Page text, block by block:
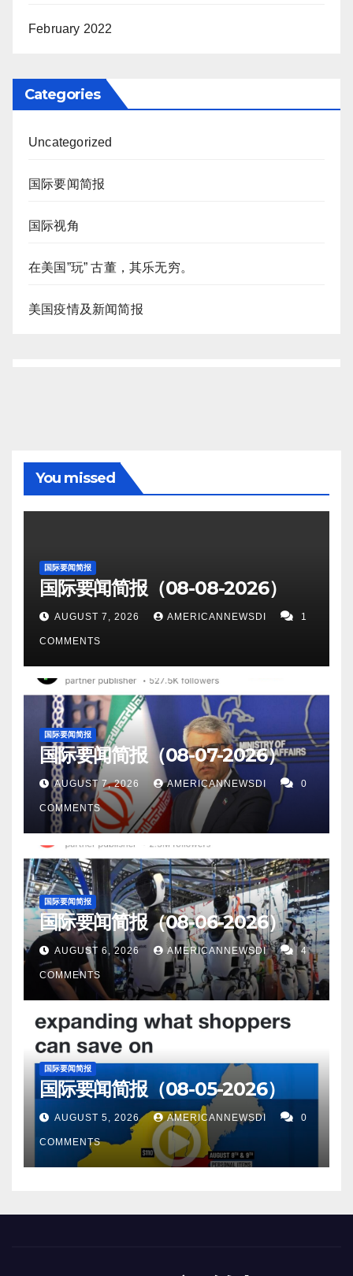
February 2022
Categories
Uncategorized
国际要闻简报
国际视角
在美国”玩” 古董，其乐无穷。
美国疫情及新闻简报
You missed
国际要闻简报
国际要闻简报（08-08-2026）
AUGUST 7, 2026 AMERICANNEWSDI 1
COMMENTS
国际要闻简报
国际要闻简报（08-07-2026）
AUGUST 7, 2026 AMERICANNEWSDI 0
COMMENTS
国际要闻简报
国际要闻简报（08-06-2026）
AUGUST 6, 2026 AMERICANNEWSDI 4
COMMENTS
国际要闻简报
国际要闻简报（08-05-2026）
AUGUST 5, 2026 AMERICANNEWSDI 0
COMMENTS